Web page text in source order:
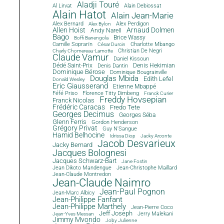
Al Lirvat Aladji Touré Alain Debiossat
Alain Hatot Alain Jean-Marie
Alex Bernard Alex Bylon Alex Perdigon
Allen Hoist Andy Narell Arnaud Dolmen
Bago Boffi Banengola
Brice Wassy
Camille Sopran'n
César Durcin Charlotte Mbango
Charly Chomereau-Lamotte Christian De Negri
Claude Vamur Daniel Kissoun
Dédé Saint-Prix Denis Dantin Denis Hekimian
Dominique Bérose Dominique Bougrainville
Donald Wesley Douglas Mbida Edith Lefel
Eric Giausserand Etienne Mbappé
Féfé Priso Florence Titty Dimbeng Franck Curier
Franck Nicolas Freddy Hovsepian
Frédéric Caracas Fredo Tete
Georges Decimus Georges Séba
Glenn Ferris Gordon Henderson
Grégory Privat Guy N'Sangue
Hamid Belhocine Idrissa Diop Jacky Arconte
Jacky Bernard Jacob Desvarieux
Jacques Bolognesi
Jacques Schwarz-Bart Jane Fostin
Jean Dikoto Mandengue
Jean-Christophe Maillard
Jean-Claude Montredon
Jean-Claude Naimro
Jean-Marc Albicy Jean-Paul Pognon
Jean-Philippe Fanfant
Jean-Philippe Marthely Jean-Pierre Coco
Jean-Yves Messan Jeff Joseph Jerry Malekani
Jimmy Mvondo Joby Julienne